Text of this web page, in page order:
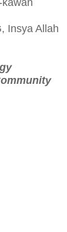
Insya Allah